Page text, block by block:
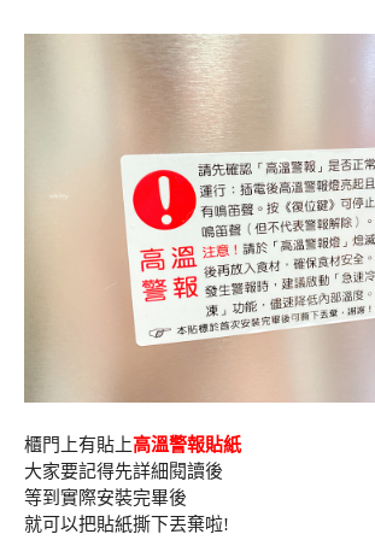
櫃門上有貼上高溫警報貼紙
大家要記得先詳細閱讀後
等到實際安裝完畢後
就可以把貼紙撕下丟棄啦!